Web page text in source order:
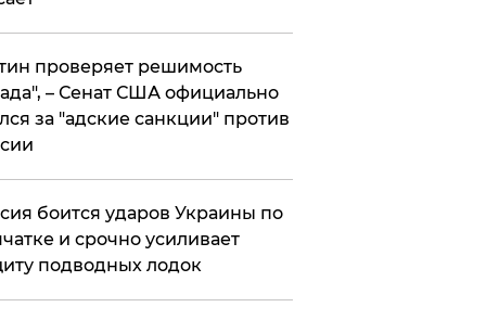
проверяет решимость
– Сенат США официально
за "адские санкции" против
боится ударов Украины по
и срочно усиливает
подводных лодок